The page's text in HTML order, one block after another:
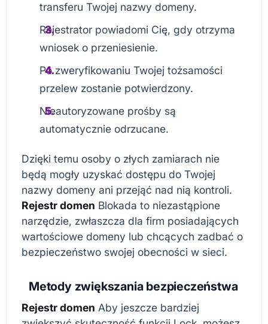
transferu Twojej nazwy domeny.
Rejestrator powiadomi Cię, gdy otrzyma
wniosek o przeniesienie.
Po zweryfikowaniu Twojej tożsamości
przelew zostanie potwierdzony.
Nieautoryzowane prośby są
automatycznie odrzucane.
Dzięki temu osoby o złych zamiarach nie
będą mogły uzyskać dostępu do Twojej
nazwy domeny ani przejąć nad nią kontroli.
Rejestr domen Blokada to niezastąpione
narzędzie, zwłaszcza dla firm posiadających
wartościowe domeny lub chcących zadbać o
bezpieczeństwo swojej obecności w sieci.
Metody zwiększania bezpieczeństwa
Rejestr domen Aby jeszcze bardziej